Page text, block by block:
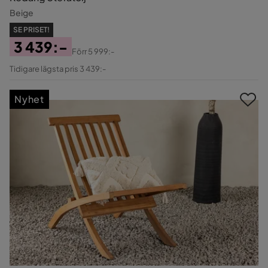
Beige
SE PRISET!
Pris
3 439:-
Original
Förr5 999:-
Tidigare lägsta pris 3 439:-
Nyhet